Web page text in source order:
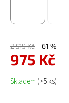
2 519 Kč –61 %
975 Kč
Měrná cena:
Skladem (>5 ks)